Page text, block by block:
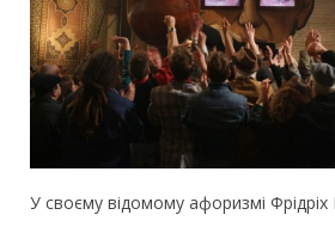
У своєму відомому афоризмі Фрідріх